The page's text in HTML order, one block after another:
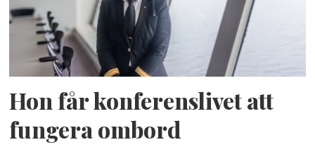
Hon får konferenslivet att
fungera ombord